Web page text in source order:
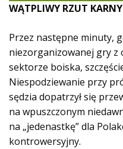
WĄTPLIWY RZUT KARNY
Przez następne minuty,
niezorganizowanej gry
sektorze boiska,
Niespodziewanie przy
sędzia dopatrzył się
na wpuszczonym
na „jedenastkę” dla
kontrowersyjny.